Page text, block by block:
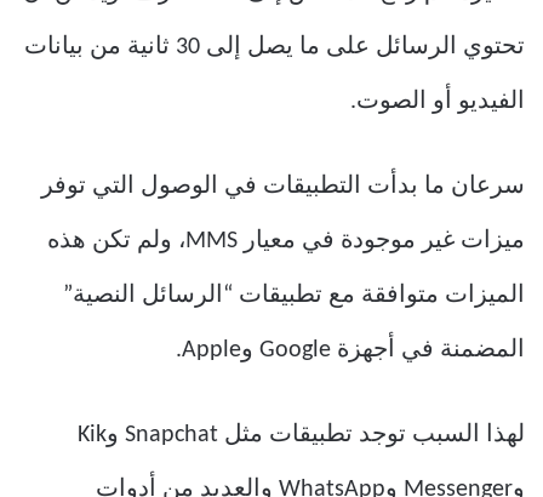
تحتوي الرسائل على ما يصل إلى 30 ثانية من بيانات
الفيديو أو الصوت.
سرعان ما بدأت التطبيقات في الوصول التي توفر
ميزات غير موجودة في معيار MMS، ولم تكن هذه
الميزات متوافقة مع تطبيقات “الرسائل النصية”
المضمنة في أجهزة Google وApple.
لهذا السبب توجد تطبيقات مثل Snapchat وKik
وMessenger وWhatsApp والعديد من أدوات